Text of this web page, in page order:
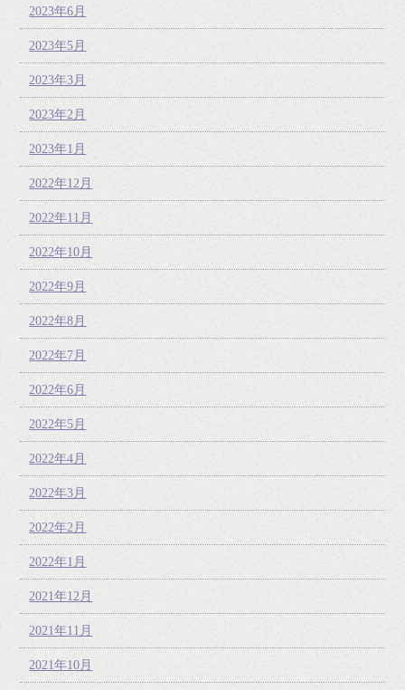
2023年6月
2023年5月
2023年3月
2023年2月
2023年1月
2022年12月
2022年11月
2022年10月
2022年9月
2022年8月
2022年7月
2022年6月
2022年5月
2022年4月
2022年3月
2022年2月
2022年1月
2021年12月
2021年11月
2021年10月